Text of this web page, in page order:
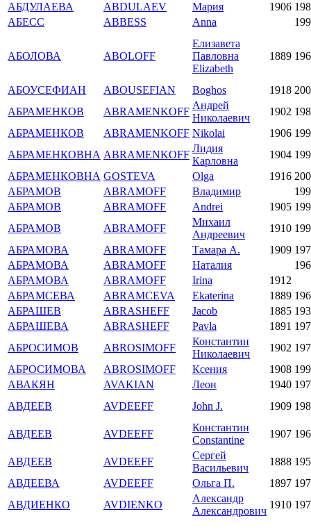
АБДУЛАЕВА
ABDULAEV Мария 1906
АБЕСС
ABBESS Anna
АБОЛОВА ABOLOFF
Елизавета
Павловна
Elizabeth
1889
АБОУСЕФИАН ABOUSEFIAN Boghos 1918
АБРАМЕНКОВ
ABRAMENKOFF
Андрей
Николаевич
1902
АБРАМЕНКОВ
ABRAMENKOFF Nikolai 1906
АБРАМЕНКОВНА ABRAMENKOFF
Лидия
Карловна
1904
АБРАМЕНКОВНА GOSTEVA Olga 1916
АБРАМОВ
ABRAMOFF Владимир
АБРАМОВ
ABRAMOFF Andrei 1905
АБРАМОВ
ABRAMOFF
Михаил
Андреевич
1910
АБРАМОВА
ABRAMOFF Тамара А. 1909
АБРАМОВА
ABRAMOFF Наталия
АБРАМОВА
ABRAMOFF Irina
1912
АБРАМСЕВА
ABRAMCEVA Ekaterina 1889
АБРАШЕВ
ABRASHEFF Jacob 1885
АБРАШЕВА
ABRASHEFF Pavla 1891
АБРОСИМОВ
ABROSIMOFF
Константин
Николаевич
1902
АБРОСИМОВА
ABROSIMOFF Ксения 1908
АВАКЯН
AVAKIAN Леон 1940
АВДЕЕВ
AVDEEFF John J. 1909
АВДЕЕВ AVDEEFF
Константин
Constantine
1907
АВДЕЕВ AVDEEFF
Сергей
Васильевич
1888
АВДЕЕВА
AVDEEFF Ольга П. 1897
АВДИЕНКО
AVDIENKO
Александр
Александрович
1910